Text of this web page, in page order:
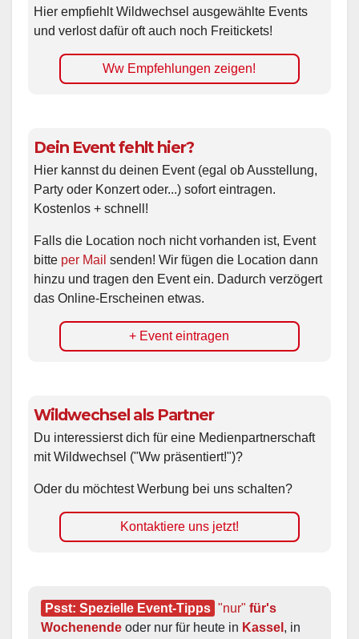
Hier empfiehlt Wildwechsel ausgewählte Events
und verlost dafür oft auch noch Freitickets!
Ww Empfehlungen zeigen!
Dein Event fehlt hier?
Hier kannst du deinen Event (egal ob Ausstellung,
Party oder Konzert oder...) sofort eintragen.
Kostenlos + schnell!
Falls die Location noch nicht vorhanden ist, Event
bitte per Mail senden! Wir fügen die Location dann
hinzu und tragen den Event ein. Dadurch verzögert
das Online-Erscheinen etwas.
+ Event eintragen
Wildwechsel als Partner
Du interessierst dich für eine Medienpartnerschaft
mit Wildwechsel ("Ww präsentiert!")?
Oder du möchtest Werbung bei uns schalten?
Kontaktiere uns jetzt!
Psst: Spezielle Event-Tipps "nur" für's
Wochenende oder nur für heute in Kassel